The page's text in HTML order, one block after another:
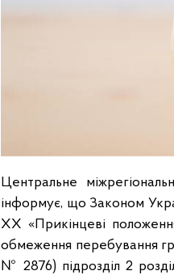
Центральне
інформує, що Законом
ХХ «Прикінцеві
обмеження перебування
№ 2876) підрозділ 2